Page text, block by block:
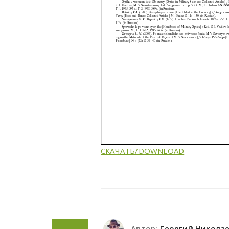
СКАЧАТЬ/DOWNLOAD